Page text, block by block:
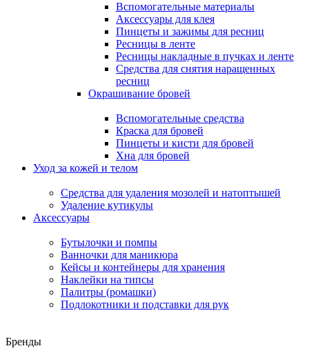
Вспомогательные материалы
Аксессуары для клея
Пинцеты и зажимы для ресниц
Ресницы в ленте
Ресницы накладные в пучках и ленте
Средства для снятия наращенных
ресниц
Окрашивание бровей
Вспомогательные средства
Краска для бровей
Пинцеты и кисти для бровей
Хна для бровей
Уход за кожей и телом
Средства для удаления мозолей и натоптышей
Удаление кутикулы
Аксессуары
Бутылочки и помпы
Ванночки для маникюра
Кейсы и контейнеры для хранения
Наклейки на типсы
Палитры (ромашки)
Подлокотники и подставки для рук
Бренды